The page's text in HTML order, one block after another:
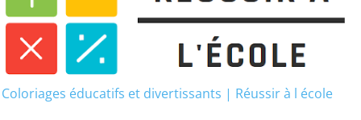
Coloriages éducatifs et divertissants | Réussir à l école